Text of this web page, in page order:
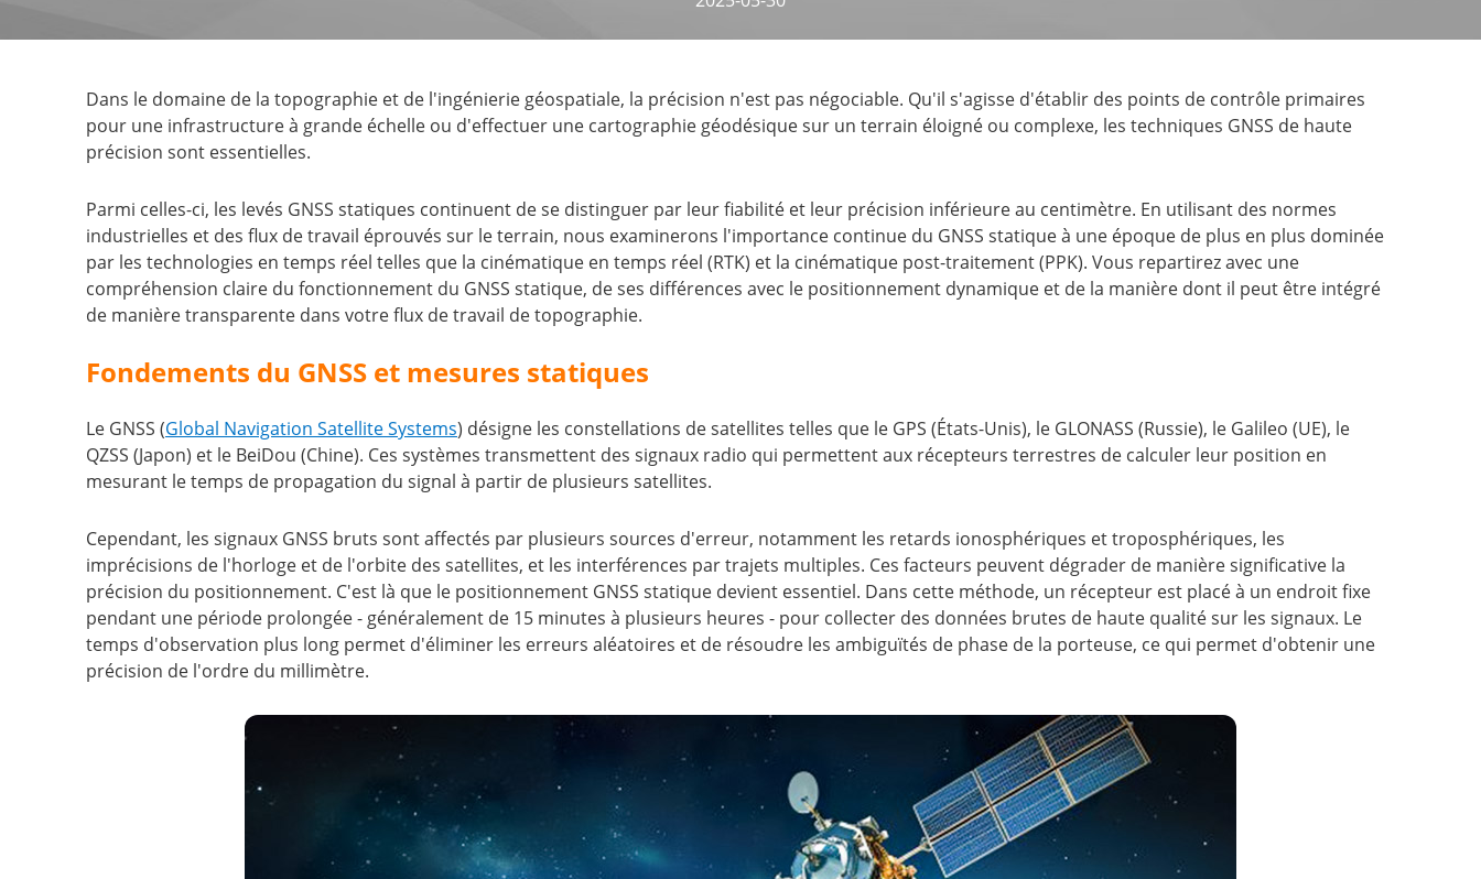
Dans le domaine de la topographie et de l'ingénierie géospatiale, la précision n'est pas négociable. Qu'il s'agisse d'établir des points de contrôle primaires
pour une infrastructure à grande échelle ou d'effectuer une cartographie géodésique sur un terrain éloigné ou complexe, les techniques GNSS de haute
précision sont essentielles.
Parmi celles-ci, les levés GNSS statiques continuent de se distinguer par leur fiabilité et leur précision inférieure au centimètre. En utilisant des normes
industrielles et des flux de travail éprouvés sur le terrain, nous examinerons l'importance continue du GNSS statique à une époque de plus en plus dominée
par les technologies en temps réel telles que la cinématique en temps réel (RTK) et la cinématique post-traitement (PPK). Vous repartirez avec une
compréhension claire du fonctionnement du GNSS statique, de ses différences avec le positionnement dynamique et de la manière dont il peut être intégré
de manière transparente dans votre flux de travail de topographie.
Fondements du GNSS et mesures statiques
Le GNSS (Global Navigation Satellite Systems) désigne les constellations de satellites telles que le GPS (États-Unis), le GLONASS (Russie), le Galileo (UE), le
QZSS (Japon) et le BeiDou (Chine). Ces systèmes transmettent des signaux radio qui permettent aux récepteurs terrestres de calculer leur position en
mesurant le temps de propagation du signal à partir de plusieurs satellites.
Cependant, les signaux GNSS bruts sont affectés par plusieurs sources d'erreur, notamment les retards ionosphériques et troposphériques, les
imprécisions de l'horloge et de l'orbite des satellites, et les interférences par trajets multiples. Ces facteurs peuvent dégrader de manière significative la
précision du positionnement. C'est là que le positionnement GNSS statique devient essentiel. Dans cette méthode, un récepteur est placé à un endroit fixe
pendant une période prolongée - généralement de 15 minutes à plusieurs heures - pour collecter des données brutes de haute qualité sur les signaux. Le
temps d'observation plus long permet d'éliminer les erreurs aléatoires et de résoudre les ambiguïtés de phase de la porteuse, ce qui permet d'obtenir une
précision de l'ordre du millimètre.